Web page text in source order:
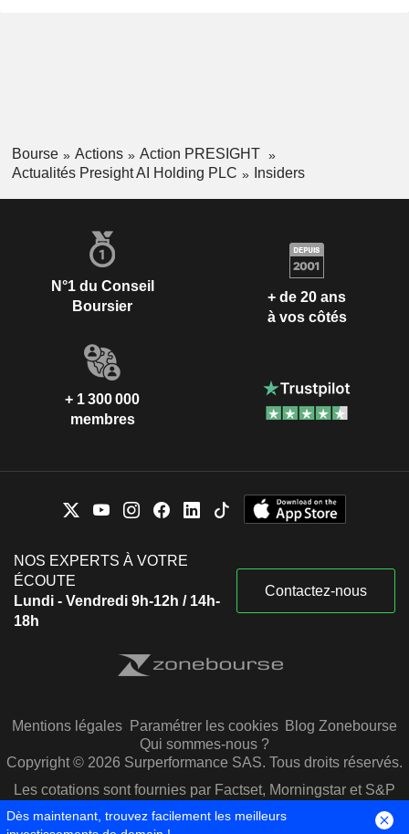
Bourse Actions
Action PRESIGHT
Actualités Presight AI Holding PLC
Insiders
N°1 du Conseil
Boursier
+ de 20 ans
à vos côtés
+ 1 300 000
membres
NOS EXPERTS À VOTRE
ÉCOUTE
Lundi - Vendredi 9h-12h / 14h-
18h
Contactez-nous
Mentions légales Paramétrer les cookies Blog Zonebourse
Qui sommes-nous ?
Copyright © 2026 Surperformance SAS. Tous droits réservés.
Les cotations sont fournies par Factset, Morningstar et S&P
Capital IQ
Dès maintenant, trouvez facilement les meilleurs